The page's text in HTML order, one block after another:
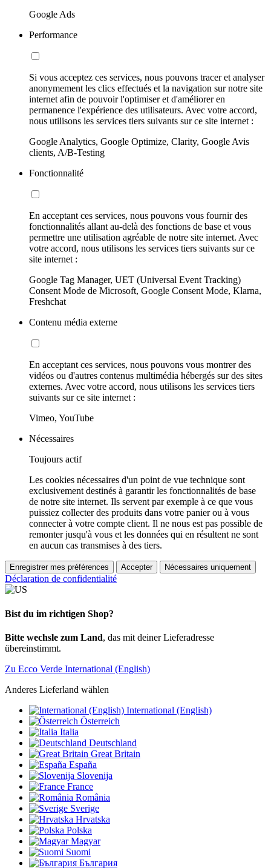
Google Ads
Performance
Si vous acceptez ces services, nous pouvons tracer et analyser
anonymement les clics effectués et la navigation sur notre site
internet afin de pouvoir l'optimiser et d'améliorer en
permanence l'expérience des utilisateurs. Avec votre accord,
nous utilisons les services tiers suivants sur ce site internet :
Google Analytics, Google Optimize, Clarity, Google Avis
clients, A/B-Testing
Fonctionnalité
En acceptant ces services, nous pouvons vous fournir des
fonctionnalités allant au-delà des fonctions de base et vous
permettre une utilisation agréable de notre site internet. Avec
votre accord, nous utilisons les services tiers suivants sur ce
site internet :
Google Tag Manager, UET (Universal Event Tracking)
Consent Mode de Microsoft, Google Consent Mode, Klarna,
Freshchat
Contenu média externe
En acceptant ces services, nous pouvons vous montrer des
vidéos ou d'autres contenus multimédia hébergés sur des sites
externes. Avec votre accord, nous utilisons les services tiers
suivants sur ce site internet :
Vimeo, YouTube
Nécessaires
Toujours actif
Les cookies nécessaires d'un point de vue technique sont
exclusivement destinés à garantir les fonctionnalités de base
de notre site internet. Ils servent par exemple à ce que vous
puissiez collecter des produits dans votre panier ou à vous
connecter à votre compte client. Il ne nous est pas possible de
remonter jusqu'à vous et les données qui en résultent ne sont
en aucun cas transmises à des tiers.
Enregistrer mes préférences Accepter Nécessaires uniquement
Déclaration de confidentialité
Bist du im richtigen Shop?
Bitte wechsle zum Land, das mit deiner Lieferadresse
übereinstimmt.
Zu Ecco Verde International (English)
Anderes Lieferland wählen
International (English)
Österreich
Italia
Deutschland
Great Britain
España
Slovenija
France
România
Sverige
Hrvatska
Polska
Magyar
Suomi
България